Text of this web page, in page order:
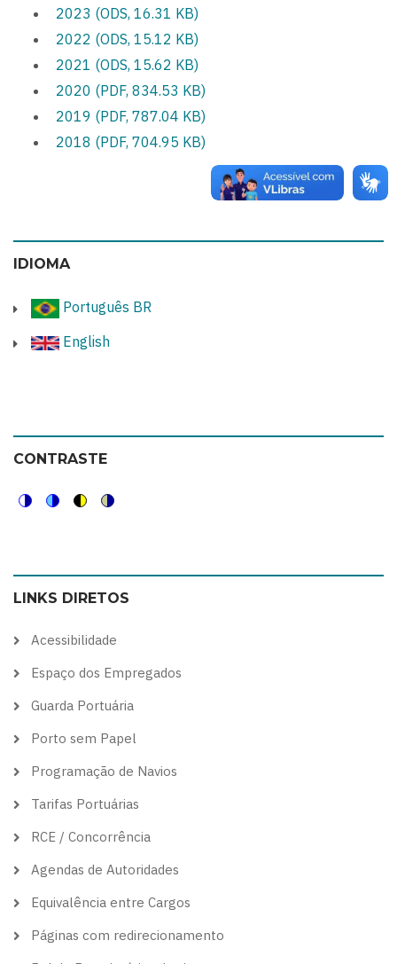
2023 (ODS, 16.31 KB)
2022 (ODS, 15.12 KB)
2021 (ODS, 15.62 KB)
2020 (PDF, 834.53 KB)
2019 (PDF, 787.04 KB)
2018 (PDF, 704.95 KB)
IDIOMA
Português BR
English
CONTRASTE
color
theme
blue
theme
high
visibility
soft
theme
LINKS DIRETOS
Acessibilidade
Espaço dos Empregados
Guarda Portuária
Porto sem Papel
Programação de Navios
Tarifas Portuárias
RCE / Concorrência
Agendas de Autoridades
Equivalência entre Cargos
Páginas com redirecionamento